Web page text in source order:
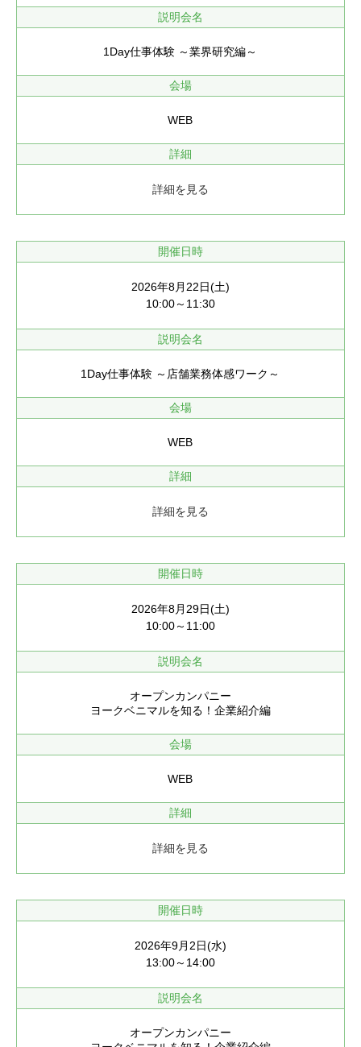
説明会名
1Day仕事体験 ～業界研究編～
会場
WEB
詳細
詳細を見る
開催日時
2026年8月22日(土)
10:00～11:30
説明会名
1Day仕事体験 ～店舗業務体感ワーク～
会場
WEB
詳細
詳細を見る
開催日時
2026年8月29日(土)
10:00～11:00
説明会名
オープンカンパニー
ヨークベニマルを知る！企業紹介編
会場
WEB
詳細
詳細を見る
開催日時
2026年9月2日(水)
13:00～14:00
説明会名
オープンカンパニー